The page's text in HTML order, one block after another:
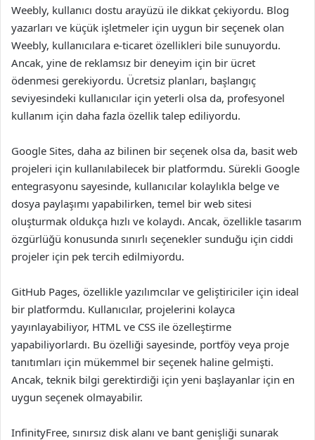
Weebly, kullanıcı dostu arayüzü ile dikkat çekiyordu. Blog
yazarları ve küçük işletmeler için uygun bir seçenek olan
Weebly, kullanıcılara e-ticaret özellikleri bile sunuyordu.
Ancak, yine de reklamsız bir deneyim için bir ücret
ödenmesi gerekiyordu. Ücretsiz planları, başlangıç
seviyesindeki kullanıcılar için yeterli olsa da, profesyonel
kullanım için daha fazla özellik talep ediliyordu.
Google Sites, daha az bilinen bir seçenek olsa da, basit web
projeleri için kullanılabilecek bir platformdu. Sürekli Google
entegrasyonu sayesinde, kullanıcılar kolaylıkla belge ve
dosya paylaşımı yapabilirken, temel bir web sitesi
oluşturmak oldukça hızlı ve kolaydı. Ancak, özellikle tasarım
özgürlüğü konusunda sınırlı seçenekler sunduğu için ciddi
projeler için pek tercih edilmiyordu.
GitHub Pages, özellikle yazılımcılar ve geliştiriciler için ideal
bir platformdu. Kullanıcılar, projelerini kolayca
yayınlayabiliyor, HTML ve CSS ile özelleştirme
yapabiliyorlardı. Bu özelliği sayesinde, portföy veya proje
tanıtımları için mükemmel bir seçenek haline gelmişti.
Ancak, teknik bilgi gerektirdiği için yeni başlayanlar için en
uygun seçenek olmayabilir.
InfinityFree, sınırsız disk alanı ve bant genişliği sunarak